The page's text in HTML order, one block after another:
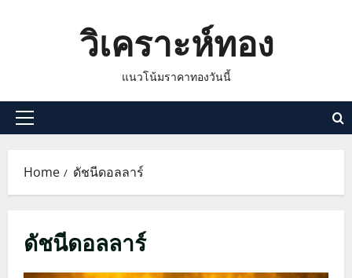
วิเคราะห์ทอง
แนวโน้มราคาทองวันนี้
Primary
Home ดัชนีดอลลาร์
ดัชนีดอลลาร์